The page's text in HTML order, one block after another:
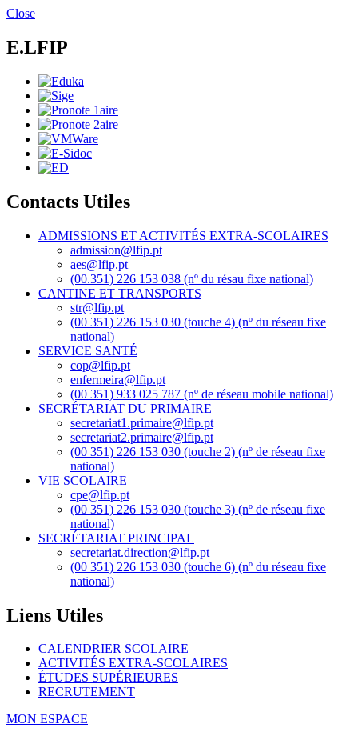
Aller
contenu
principal
Close
E.LFIP
Contacts Utiles
ADMISSIONS ET ACTIVITÉS EXTRA-SCOLAIRES
admission@lfip.pt
aes@lfip.pt
(00.351) 226 153 038 (nº du résau fixe national)
CANTINE ET TRANSPORTS
str@lfip.pt
(00 351) 226 153 030 (touche 4) (nº du réseau fixe
national)
SERVICE SANTÉ
cop@lfip.pt
enfermeira@lfip.pt
(00 351) 933 025 787 (nº de réseau mobile national)
SECRÉTARIAT DU PRIMAIRE
secretariat1.primaire@lfip.pt
secretariat2.primaire@lfip.pt
(00 351) 226 153 030 (touche 2) (nº de réseau fixe
national)
VIE SCOLAIRE
cpe@lfip.pt
(00 351) 226 153 030 (touche 3) (nº de réseau fixe
national)
SECRÉTARIAT PRINCIPAL
secretariat.direction@lfip.pt
(00 351) 226 153 030 (touche 6) (nº du réseau fixe
national)
Liens Utiles
CALENDRIER SCOLAIRE
ACTIVITÉS EXTRA-SCOLAIRES
ÉTUDES SUPÉRIEURES
RECRUTEMENT
MON ESPACE